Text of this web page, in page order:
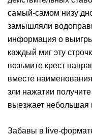
самый-самом низу
замышляли
информация о
каждый миг эту
возьмите крест
вместе
зли нажатии
выезжает небольшая
Забавы в live-